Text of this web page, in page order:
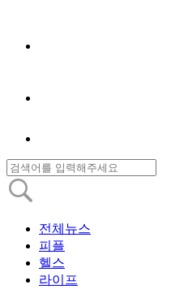
전체뉴스
피플
헬스
라이프